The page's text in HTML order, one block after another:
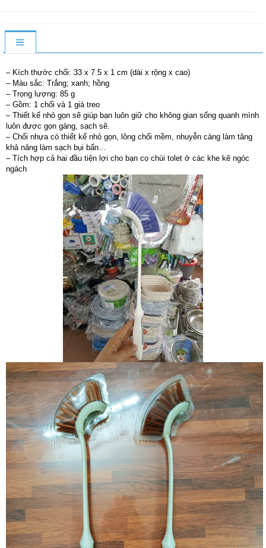
– Kích thước chổi: 33 x 7.5 x 1 cm (dài x rộng x cao)
– Màu sắc: Trắng; xanh; hồng
– Trọng lượng: 85 g
– Gồm: 1 chổi và 1 giá treo
– Thiết kế nhỏ gọn sẽ giúp bạn luôn giữ cho không gian sống quanh mình
luôn được gọn gàng, sạch sẽ.
– Chổi nhựa có thiết kế nhỏ gọn, lông chổi mềm, nhuyễn càng làm tăng
khả năng làm sạch bụi bẩn…
– Tích hợp cả hai đầu tiện lợi cho bạn cọ chùi tolet ở các khe kẽ ngóc
ngách